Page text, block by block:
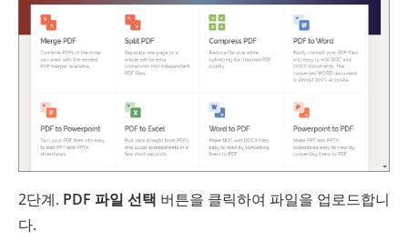
2단계. PDF 파일 선택 버튼을 클릭하여 파일을 업로드합니
다.